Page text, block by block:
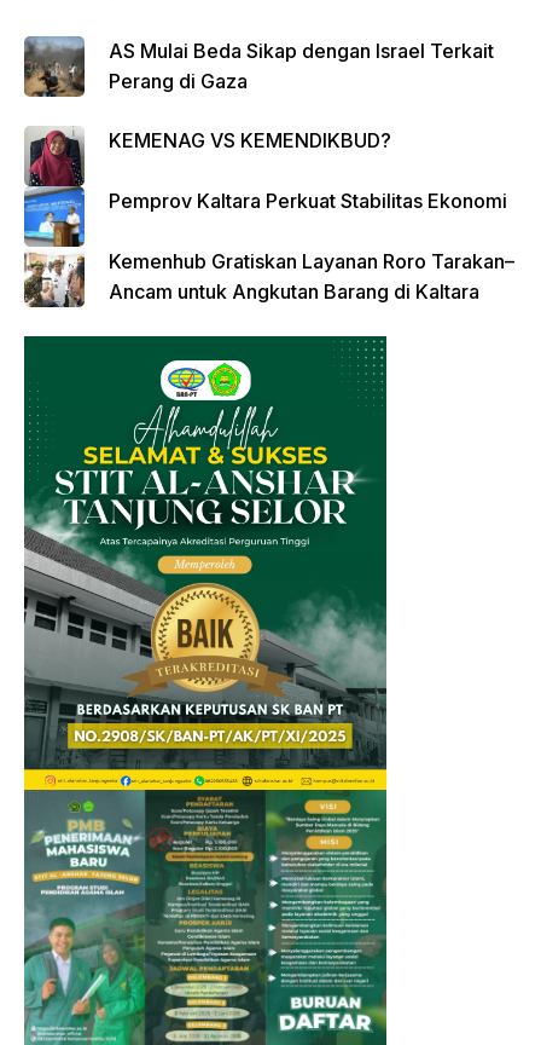
AS Mulai Beda Sikap dengan Israel Terkait
Perang di Gaza
KEMENAG VS KEMENDIKBUD?
Pemprov Kaltara Perkuat Stabilitas Ekonomi
Kemenhub Gratiskan Layanan Roro Tarakan–
Ancam untuk Angkutan Barang di Kaltara